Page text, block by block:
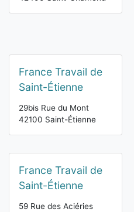
France Travail de
Saint-Étienne
29bis Rue du Mont
42100 Saint-Étienne
France Travail de
Saint-Étienne
59 Rue des Aciéries